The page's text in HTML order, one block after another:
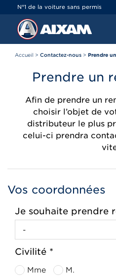
N°1 de la voiture sans permis
Accueil > Contactez-nous > Prendre
Prendre un
Afin de prendre un
choisir l’objet de
distributeur le plus
celui-ci prendra
Vos coordonnées
Je souhaite prendre
Civilité *
Mme M.
Panneau de gestion des